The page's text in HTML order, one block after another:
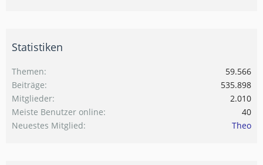
Statistiken
Themen
59.566
Beiträge
535.898
Mitglieder
2.010
Meiste Benutzer online
40
Neuestes Mitglied
Theo